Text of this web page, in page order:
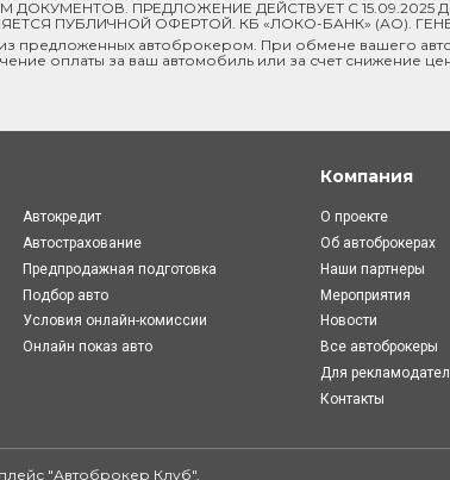
ПРЕДЛОЖЕНИЕ ДЕЙСТВУЕТ С
ПУБЛИЧНОЙ ОФЕРТОЙ. КБ «ЛОКО-БАНК» (АО).
предложенных автоброкером. При обмене вашего
оплаты за ваш автомобиль или за счет снижение
Автокредит
Автострахование
Предпродажная подготовка
Подбор авто
Условия онлайн-комиcсии
Онлайн показ авто
Компания
О проекте
Об автоброкерах
Наши партнеры
Мероприятия
Новости
Все автоброкеры
Для
Контакты
"Автоброкер Клуб".